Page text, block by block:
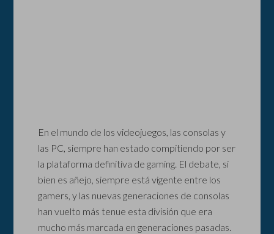
En el mundo de los videojuegos, las consolas y
las PC, siempre han estado compitiendo por ser
la plataforma definitiva de gaming. El debate, si
bien es añejo, siempre está vigente entre los
gamers, y las nuevas generaciones de consolas
han vuelto más tenue esta división que era
mucho más marcada en generaciones pasadas.